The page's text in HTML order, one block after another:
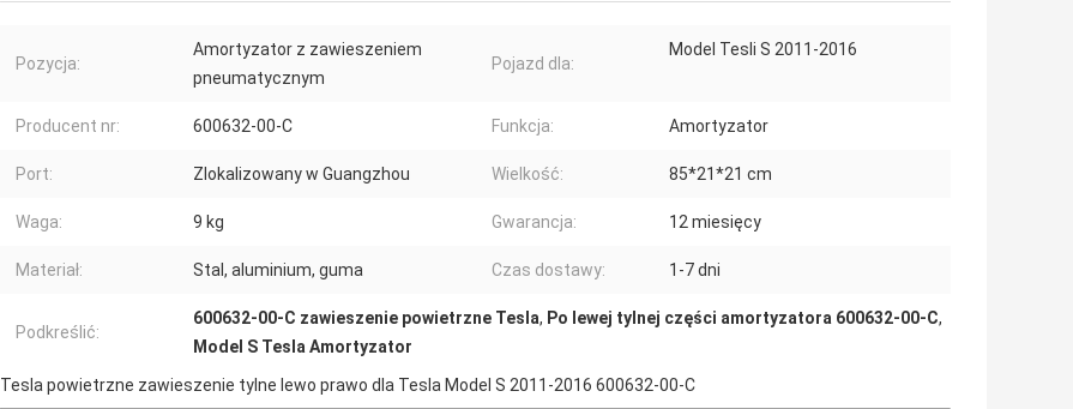
Pozycja:
Amortyzator z zawieszeniem
pneumatycznym
Pojazd dla:
Model Tesli S 2011-2016
Producent nr: 600632-00-C Funkcja: Amortyzator
Port: Zlokalizowany w Guangzhou Wielkość: 85*21*21 cm
Waga: 9 kg Gwarancja: 12 miesięcy
Materiał: Stal, aluminium, guma Czas dostawy: 1-7 dni
Podkreślić:
600632-00-C zawieszenie powietrzne Tesla, Po lewej tylnej części amortyzatora 600632-00-C,
Model S Tesla Amortyzator
Tesla powietrzne zawieszenie tylne lewo prawo dla Tesla Model S 2011-2016 600632-00-C